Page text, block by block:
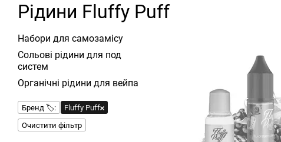
Рідини Fluffy Puff
Набори для самозамісу
Сольові рідини для под
систем
Органічні рідини для вейпа
Бренд 🏷️:
Fluffy Puff
Очистити фільтр